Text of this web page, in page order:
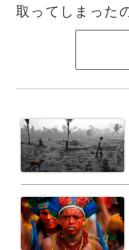
取ってしまった